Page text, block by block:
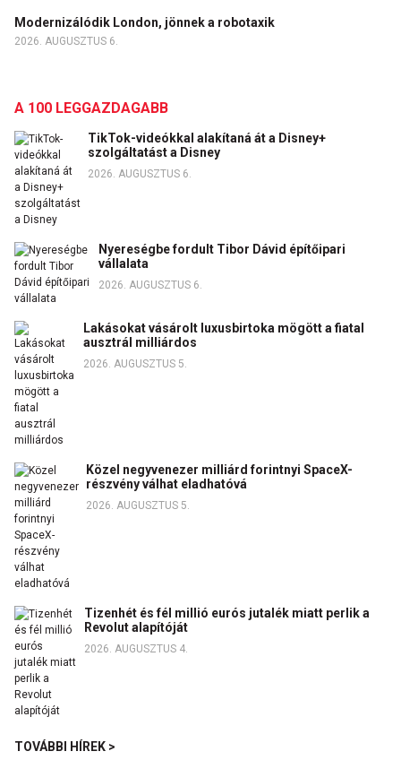
Modernizálódik London, jönnek a robotaxik
2026. AUGUSZTUS 6.
A 100 LEGGAZDAGABB
TikTok-videókkal alakítaná át a Disney+
szolgáltatást a Disney
2026. AUGUSZTUS 6.
Nyereségbe fordult Tibor Dávid építőipari
vállalata
2026. AUGUSZTUS 6.
Lakásokat vásárolt luxusbirtoka mögött a fiatal
ausztrál milliárdos
2026. AUGUSZTUS 5.
Közel negyvenezer milliárd forintnyi SpaceX-
részvény válhat eladhatóvá
2026. AUGUSZTUS 5.
Tizenhét és fél millió eurós jutalék miatt perlik a
Revolut alapítóját
2026. AUGUSZTUS 4.
TOVÁBBI HÍREK >